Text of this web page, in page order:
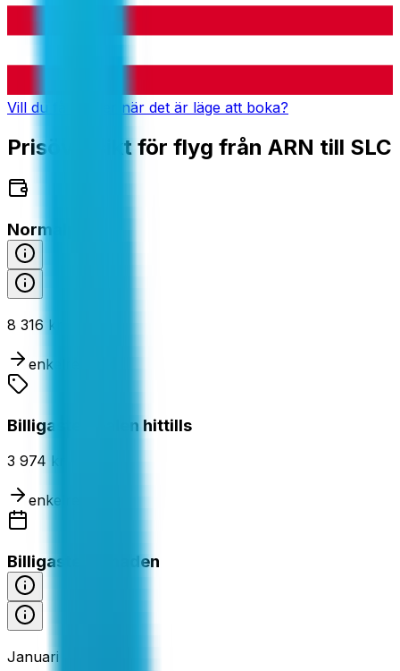
Vill du få notiser när det är läge att boka?
Prisöversikt för flyg från ARN till SLC
Normalpris
8 316 kr
enkelresa
Billigaste dealen hittills
3 974 kr
enkelresa
Billigaste månaden
Januari